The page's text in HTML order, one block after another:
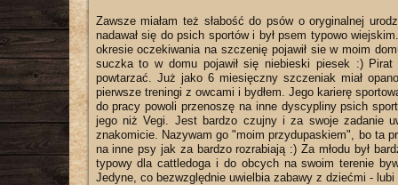
Zawsze miałam też słabość do psów o oryginalnej
nadawał się do psich sportów i był psem typowo
okresie oczekiwania na szczenię pojawił sie w moim
suczka to w domu pojawił się niebieski piesek :)
powtarzać. Już jako 6 miesięczny szczeniak miał
pierwsze treningi z owcami i bydłem. Jego karierę
do pracy powoli przenoszę na inne dyscypliny psich
jego niż Vegi. Jest bardzo czujny i za swoje zadanie
znakomicie. Nazywam go "moim przydupaskiem", bo ta
na inne psy jak za bardzo rozrabiają :) Za młodu był
typowy dla cattledoga i do obcych na swoim terenie
Jedyne, co bezwzględnie uwielbia zabawy z dziećmi -